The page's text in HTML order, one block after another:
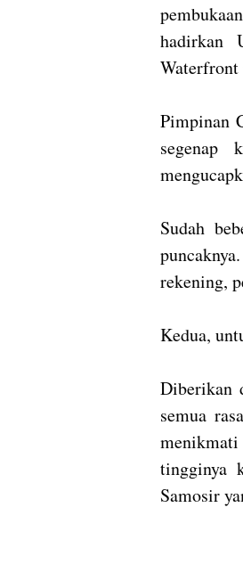
hadirkan
Waterfront
Pimpinan
segenap
Sudah
rekening,
Kedua,
Diberikan
semua
tingginya
Samosir